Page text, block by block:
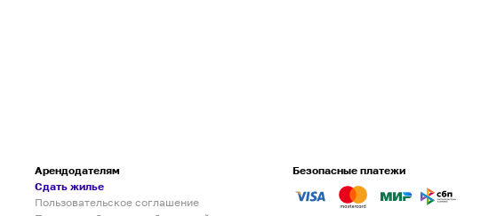
Арендодателям
Сдать жилье
Пользовательское соглашение
Безопасные платежи